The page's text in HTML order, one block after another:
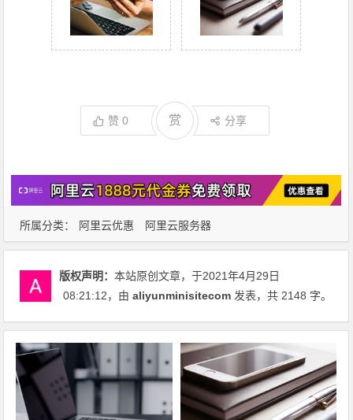
赞0 赏 分享
所属分类： 阿里云优惠 阿里云服务器
版权声明：本站原创文章，于2021年4月29日
08:21:12，由aliyunminisitecom 发表，共 2148 字。